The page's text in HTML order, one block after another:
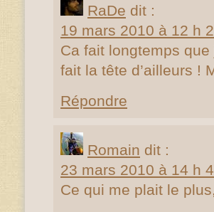
RaDe dit :
19 mars 2010 à 12 h
Ca fait longtemps
fait la tête d’ailleurs !
Répondre
Romain dit :
23 mars 2010 à 14 h
Ce qui me plait le